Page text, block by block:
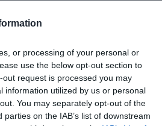
or processing of your personal or
use the below opt-out section to
request is processed you may
information utilized by us or personal
You may separately opt-out of the
on the IAB’s list of downstream